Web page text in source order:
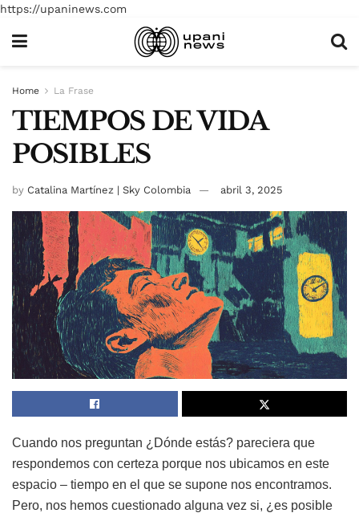
https://upaninews.com
Home La Frase
TIEMPOS DE VIDA
POSIBLES
by Catalina Martínez | Sky Colombia abril 3, 2025
Cuando nos preguntan ¿Dónde estás? pareciera que
respondemos con certeza porque nos ubicamos en este
espacio – tiempo en el que se supone nos encontramos.
Pero, nos hemos cuestionado alguna vez si, ¿es posible